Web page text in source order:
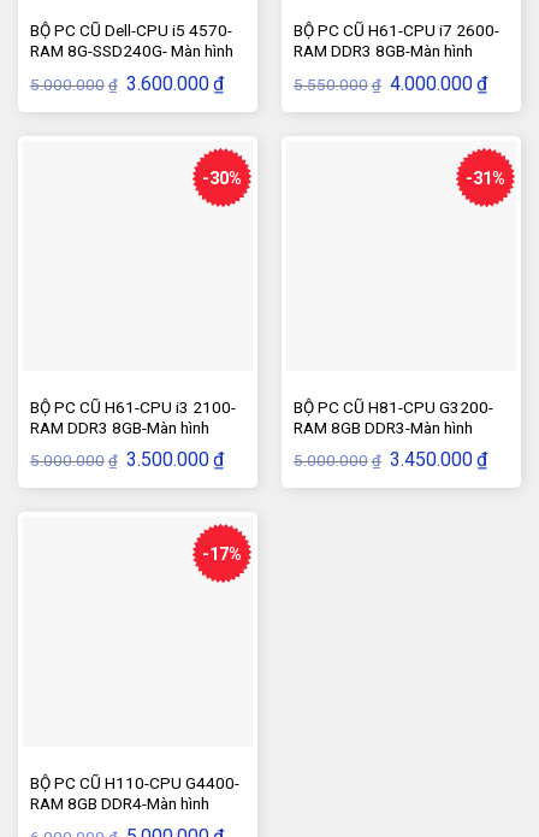
BỘ PC CŨ Dell-CPU i5 4570-
RAM 8G-SSD240G- Màn hình
5.000.000 ₫ Giá
gốc
là:
3.600.000₫Giá
hiện
tại
BỘ PC CŨ H61-CPU i7 2600-
RAM DDR3 8GB-Màn hình
5.550.000 ₫ Giá
gốc
là:
4.000.000₫Giá
hiện
tại
-30%
BỘ PC CŨ H61-CPU i3 2100-
RAM DDR3 8GB-Màn hình
5.000.000 ₫ Giá
gốc
là:
3.500.000₫Giá
hiện
tại
3.500.000₫.
-31%
BỘ PC CŨ H81-CPU G3200-
RAM 8GB DDR3-Màn hình
5.000.000 ₫ Giá
gốc
là:
3.450.000₫Giá
hiện
tại
-17%
BỘ PC CŨ H110-CPU G4400-
RAM 8GB DDR4-Màn hình
Giá
Giá